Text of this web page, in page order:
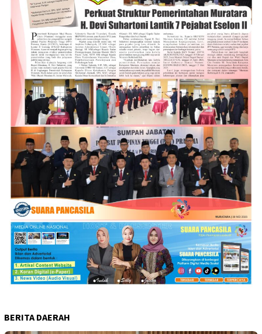
BERITA DAERAH